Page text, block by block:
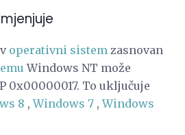
operativni sistem zasnovan
Windows NT može
0x00000017. To uključuje
8 ,Windows 7 ,Windows